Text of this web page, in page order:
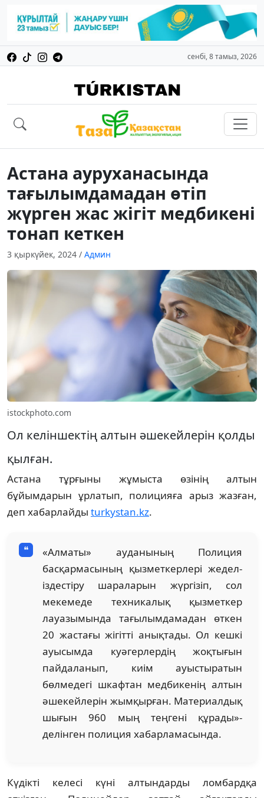
сенбі, 8 тамыз, 2026
Астана ауруханасында
тағылымдамадан өтіп
жүрген жас жігіт медбикені
тонап кеткен
3 қыркүйек, 2024 / Админ
istockphoto.com
Ол келіншектің алтын әшекейлерін қолды
қылған.
Астана тұрғыны жұмыста өзінің алтын
бұйымдарын ұрлатып, полицияға арыз жазған,
деп хабарлайды turkystan.kz.
«Алматы» ауданының Полиция
басқармасының қызметкерлері жедел-
іздестіру шараларын жүргізіп, сол
мекемеде техникалық қызметкер
лауазымында тағылымдамадан өткен
20 жастағы жігітті анықтады. Ол кешкі
ауысымда куәгерлердің жоқтығын
пайдаланып, киім ауыстыратын
бөлмедегі шкафтан медбикенің алтын
әшекейлерін жымқырған. Материалдық
шығын 960 мың теңгені құрады»-
делінген полиция хабарламасында.
Күдікті келесі күні алтындарды ломбардқа